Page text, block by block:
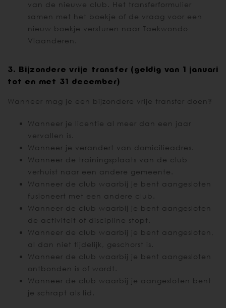
van de nieuwe club. Het transferformulier
samen met het boekje of de vraag voor een
nieuw boekje versturen naar Taekwondo
Vlaanderen.
3. Bijzondere vrije transfer (geldig van 1 januari
tot en met 31 december)
Wanneer mag je een bijzondere vrije transfer doen?
Wanneer je licentie al meer dan een jaar
vervallen is.
Wanneer je verandert van domicilieadres.
Wanneer de trainingsplaats van de club
verhuist naar een andere gemeente.
Wanneer de club waarbij je bent aangesloten
fusioneert met een andere club.
Wanneer de club waarbij je bent aangesloten
de activiteit of discipline stopt.
Wanneer de club waarbij je bent aangesloten,
al dan niet tijdelijk, geschorst is.
Wanneer de club waarbij je bent aangesloten
ontbonden is of wordt.
Wanneer de club waarbij je aangesloten bent
je schrapt als lid.